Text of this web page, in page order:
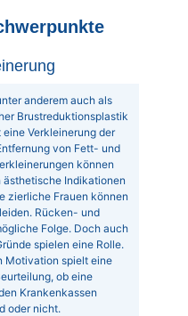
anderem auch als
Brustreduktionsplastik
Verkleinerung der
von Fett- und
können
Indikationen
zierliche Frauen können
Rücken- und
Folge. Doch auch
spielen eine Rolle.
Motivation spielt eine
ob eine
Krankenkassen
oder nicht.